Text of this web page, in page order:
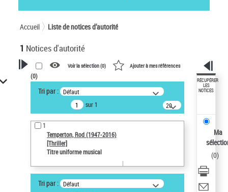
Accueil Liste de notices d’autorité
1 Notices d'autorité
VOTRE RECHERCHE
Recherche avancée dans les
notices d’autorité
Œuvres liées à l'auteur :
Temperton, Rod (1947-2016)
Voir la sélection (0) Ajouter à mes références
(0)
Tri par : Défaut
sur 1
20
résultats/page
1
Temperton, Rod (1947-2016)
[Thriller]
Titre uniforme musical
Tri par : Défaut
RÉCUPÉRER
LES
NOTICES
Ma
(0)